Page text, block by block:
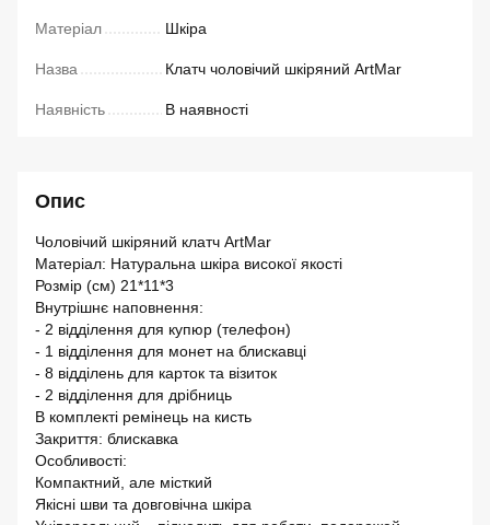
Матеріал Шкіра
Назва Клатч чоловічий шкіряний ArtMar
Наявність В наявності
Опис
Чоловічий шкіряний клатч ArtMar
Матеріал: Натуральна шкіра високої якості
Розмір (см) 21*11*3
Внутрішнє наповнення:
- 2 відділення для купюр (телефон)
- 1 відділення для монет на блискавці
- 8 відділень для карток та візиток
- 2 відділення для дрібниць
В комплекті ремінець на кисть
Закриття: блискавка
Особливості:
Компактний, але місткий
Якісні шви та довговічна шкіра